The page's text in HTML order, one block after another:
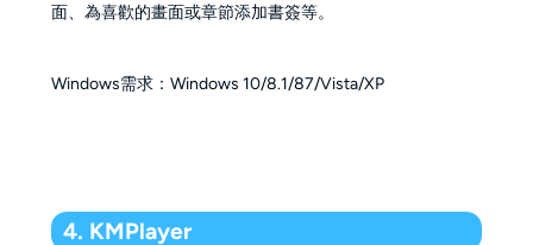
面、為喜歡的畫面或章節添加書簽等。
Windows需求：Windows 10/8.1/87/Vista/XP
4. KMPlayer